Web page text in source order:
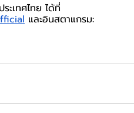
ะเทศไทย ได้ที่
และอินสตาแกรม: